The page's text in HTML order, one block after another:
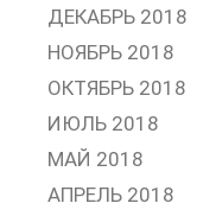
ДЕКАБРЬ 2018
НОЯБРЬ 2018
ОКТЯБРЬ 2018
ИЮЛЬ 2018
МАЙ 2018
АПРЕЛЬ 2018